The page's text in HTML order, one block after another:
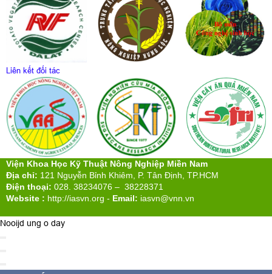
Liên kết đối tác
Viện Khoa Học Kỹ Thuật Nông Nghiệp Miền Nam
Địa chỉ: 121 Nguyễn Bỉnh Khiêm, P. Tân Định, TP.HCM
Điện thoại: 028. 38234076 – 38228371
Website : http://iasvn.org - Email: iasvn@vnn.vn
Nooijd ung o day